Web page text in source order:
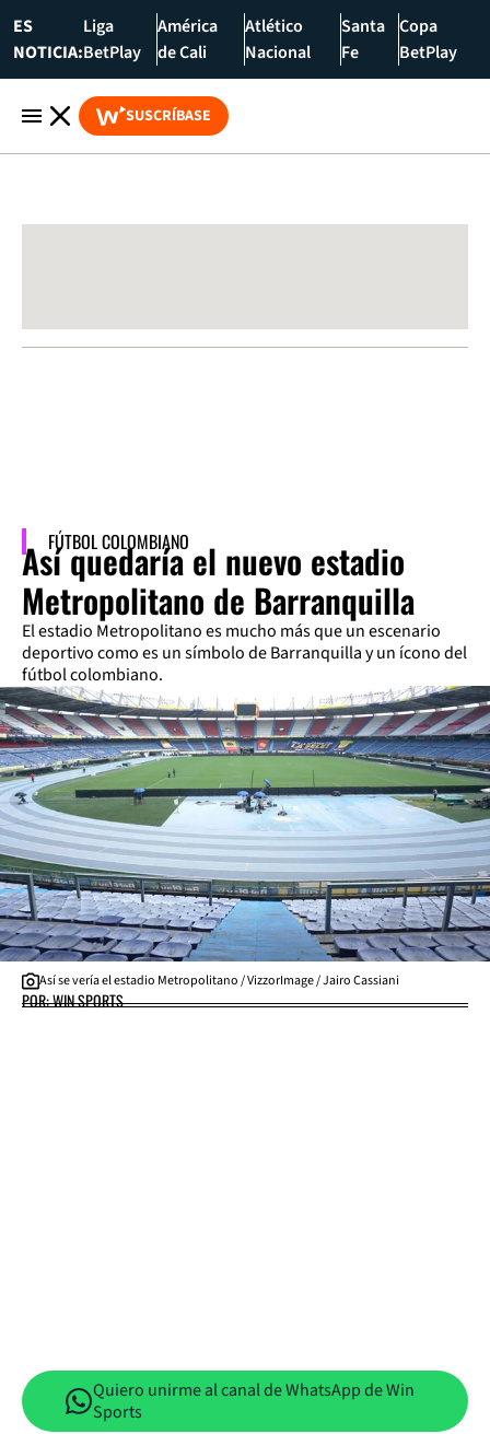
ES
NOTICIA:
Liga
BetPlay
América
de Cali
Atlético
Nacional
Santa
Fe
Copa
BetPlay
SUSCRÍBASE
FÚTBOL COLOMBIANO
Así quedaría el nuevo estadio
Metropolitano de Barranquilla
El estadio Metropolitano es mucho más que un escenario
deportivo como es un símbolo de Barranquilla y un ícono del
fútbol colombiano.
Así se vería el estadio Metropolitano / VizzorImage / Jairo Cassiani
POR: WIN SPORTS
Quiero unirme al canal de WhatsApp de Win
Sports